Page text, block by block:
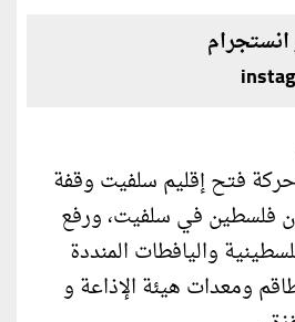
انستجرام
حركة فتح إقليم سلفيت وقفة
فلسطين في سلفيت، ورفع
واليافطات المنددة
ومعدات هيئة الإذاعة و